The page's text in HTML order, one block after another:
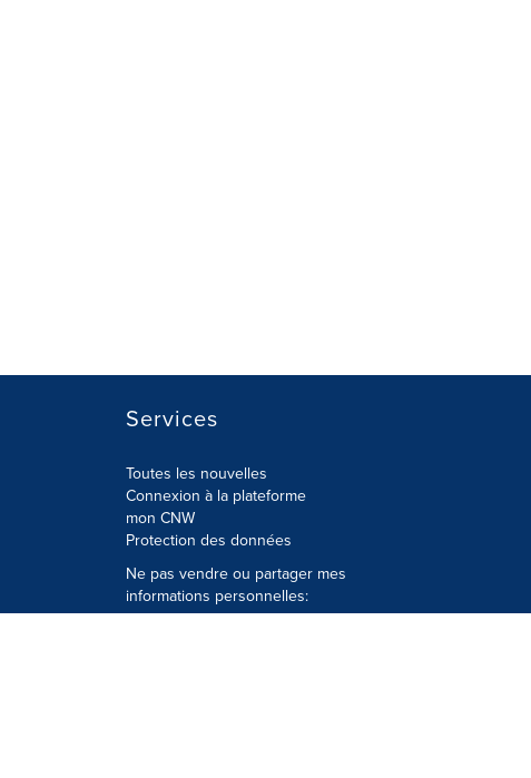
Services
Toutes les nouvelles
Connexion à la plateforme
mon CNW
Protection des données
Ne pas vendre ou partager mes
informations personnelles: